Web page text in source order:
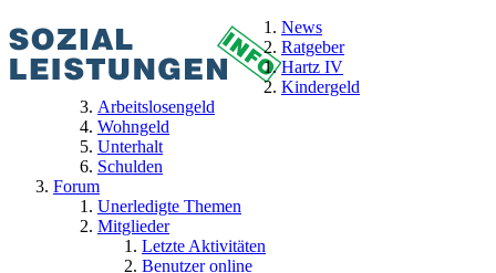
News
Ratgeber
Hartz IV
Kindergeld
Arbeitslosengeld
Wohngeld
Unterhalt
Schulden
Forum
Unerledigte Themen
Mitglieder
Letzte Aktivitäten
Benutzer online